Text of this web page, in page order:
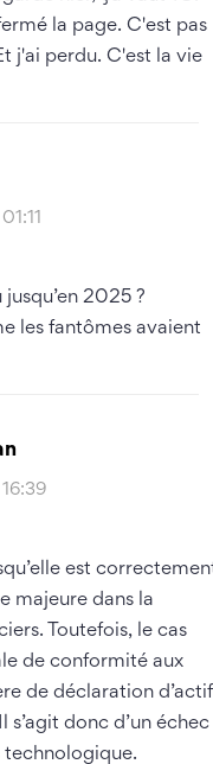
la page. C'est pas
j'ai perdu. C'est la vie
2025 ?
les fantômes avaient
est
majeure dans la
Toutefois, le cas
de conformité aux
de déclaration
donc d’un échec
technologique.